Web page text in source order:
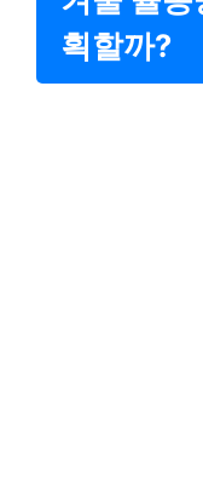
획할까?